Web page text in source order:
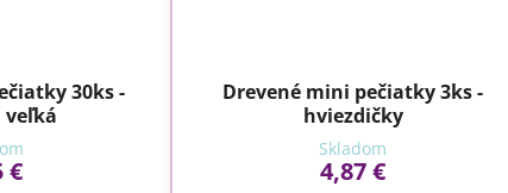
30ks -
veľká
€
Drevené mini pečiatky 3ks -
hviezdičky
Skladom
4,87 €